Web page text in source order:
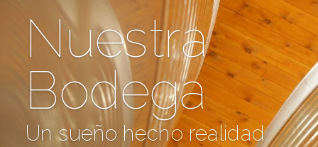
Nuestra
Bodega
Un sueño hecho realidad